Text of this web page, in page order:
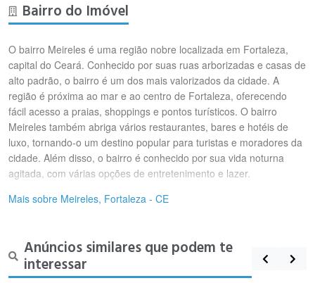
Bairro do Imóvel
O bairro Meireles é uma região nobre localizada em Fortaleza,
capital do Ceará. Conhecido por suas ruas arborizadas e casas de
alto padrão, o bairro é um dos mais valorizados da cidade. A
região é próxima ao mar e ao centro de Fortaleza, oferecendo
fácil acesso a praias, shoppings e pontos turísticos. O bairro
Meireles também abriga vários restaurantes, bares e hotéis de
luxo, tornando-o um destino popular para turistas e moradores da
cidade. Além disso, o bairro é conhecido por sua vida noturna
agitada, com várias opções de entretenimento e lazer.
Mais sobre Meireles, Fortaleza - CE
Anúncios similares que podem te
interessar